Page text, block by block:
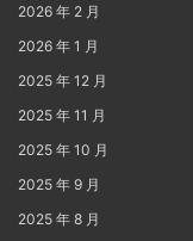
2026 年 2 月
2026 年 1 月
2025 年 12 月
2025 年 11 月
2025 年 10 月
2025 年 9 月
2025 年 8 月